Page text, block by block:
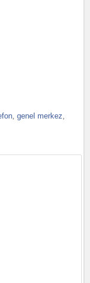
, genel merkez,